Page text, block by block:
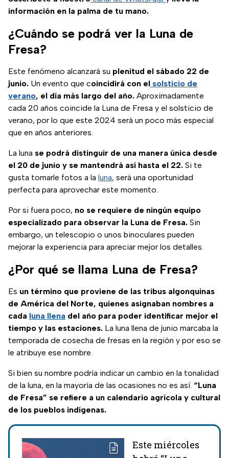
información en la palma de tu mano.
¿Cuándo se podrá ver la Luna de
Fresa?
Este fenómeno alcanzará su plenitud el sábado 22 de
junio. Un evento que coincidirá con el solsticio de
verano, el día más largo del año. Aproximadamente
cada 20 años coincide la Luna de Fresa y el solsticio de
verano, por lo que este 2024 será un poco más especial
que en años anteriores.
La luna se podrá distinguir de una manera única desde
el 20 de junio y se mantendrá así hasta el 22. Si te
gusta tomarle fotos a la luna, será una oportunidad
perfecta para aprovechar este momento.
Por si fuera poco, no se requiere de ningún equipo
especializado para observar la Luna de Fresa. Sin
embargo, un telescopio o unos binoculares pueden
mejorar la experiencia para apreciar mejor los detalles.
¿Por qué se llama Luna de Fresa?
Es un término que proviene de las tribus algonquinas
de América del Norte, quienes asignaban nombres a
cada luna llena del año para poder identificar mejor el
tiempo y las estaciones. La luna llena de junio marcaba la
temporada de cosecha de fresas en la región y por eso se
le atribuye ese nombre.
Si bien su nombre podría indicar un cambio en la tonalidad
de la luna, en la mayoría de las ocasiones no es así. “Luna
de Fresa” se refiere a un calendario agrícola y cultural
de los pueblos indígenas.
Este miércoles